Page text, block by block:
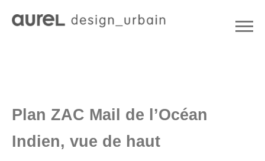
Plan ZAC Mail de l’Océan
Indien, vue de haut